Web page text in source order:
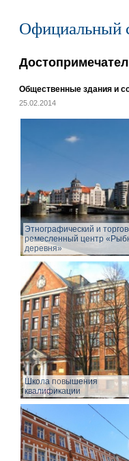
Официальный
Общественные здания и
25.02.2014
Этнографический и
ремесленный центр
деревня»
Школа повышения
квалификации